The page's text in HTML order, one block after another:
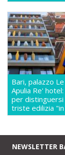
Bari, palazzo
Apulia Re'
per distinguersi
triste edilizia
NEWSLETTER